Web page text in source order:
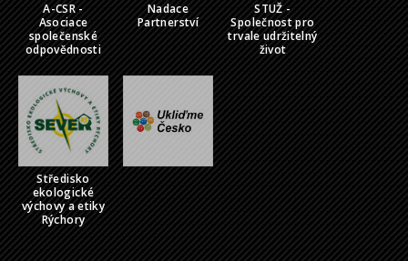
A-CSR -
Asociace
společenské
odpovědnosti
Nadace
Partnerství
STUŽ -
Společnost pro
trvale udržitelný
život
Středisko
ekologické
výchovy a etiky
Rýchory